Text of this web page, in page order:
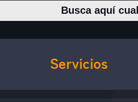
Servicios